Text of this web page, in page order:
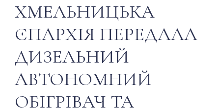
ХМЕЛЬНИЦЬКА
ЄПАРХІЯ ПЕРЕДАЛА
ДИЗЕЛЬНИЙ
АВТОНОМНИЙ
ОБІГРІВАЧ ТА